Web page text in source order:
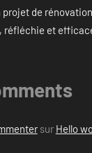
projet de
réfléchie et
sur Hello